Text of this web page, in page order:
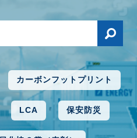
カーボンフットプリント
LCA 保安防災